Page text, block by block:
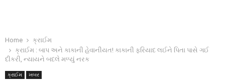
Home
ક્રાઈમ
ક્રાઈમ : બાપ અને કાકાની હેવાનીયત! કાકાની ફરિયાદ લઈને પિતા પાસે ગઈ
દીકરી, ન્યાયને બદલે મળ્યું નરક
ક્રાઈમ ખબર